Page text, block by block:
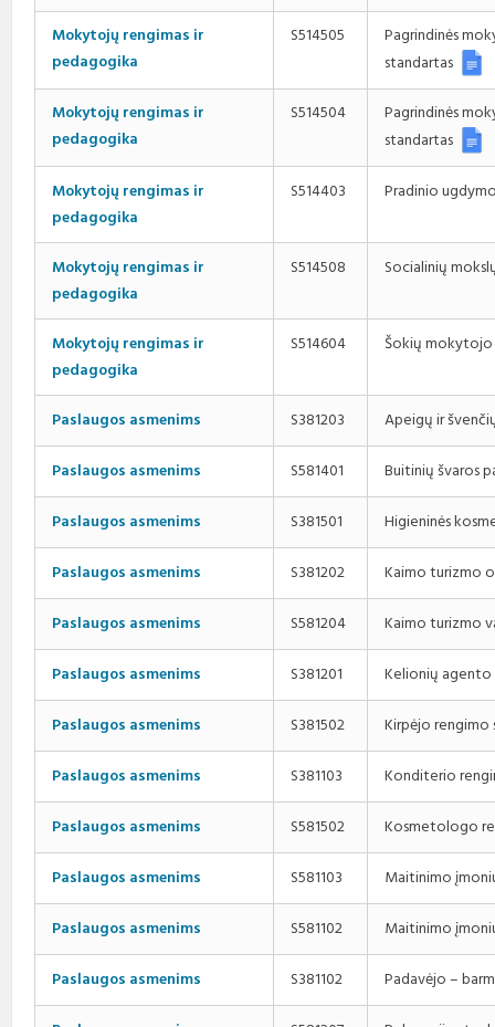
Mokytojų rengimas ir
pedagogika
S514505
Pagrindinės
standartas
Mokytojų rengimas ir
pedagogika
S514504
Pagrindinės
standartas
Mokytojų rengimas ir
pedagogika
S514403 Pradinio
Mokytojų rengimas ir
pedagogika
S514508 Socialinių
Mokytojų rengimas ir
pedagogika
S514604 Šokių
Paslaugos asmenims S381203 Apeigų ir
Paslaugos asmenims S581401 Buitinių švaros
Paslaugos asmenims S381501 Higieninės
Paslaugos asmenims S381202 Kaimo turizmo
Paslaugos asmenims S581204 Kaimo turizmo
Paslaugos asmenims S381201 Kelionių
Paslaugos asmenims S381502 Kirpėjo
Paslaugos asmenims S381103 Konditerio
Paslaugos asmenims S581502 Kosmetologo
Paslaugos asmenims S581103 Maitinimo
Paslaugos asmenims S581102 Maitinimo
Paslaugos asmenims S381102 Padavėjo –